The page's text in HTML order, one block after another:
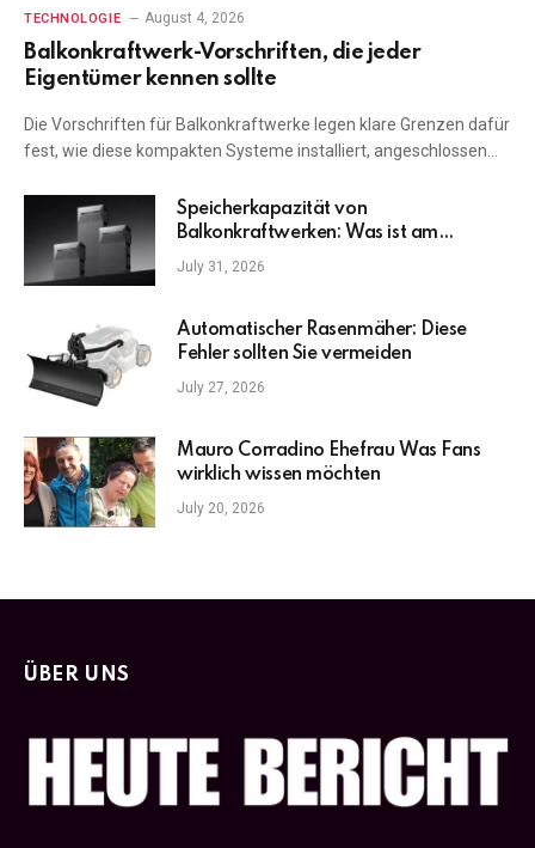
TECHNOLOGIE August 4, 2026
Balkonkraftwerk-Vorschriften, die jeder
Eigentümer kennen sollte
Die Vorschriften für Balkonkraftwerke legen klare Grenzen dafür
fest, wie diese kompakten Systeme installiert, angeschlossen…
Speicherkapazität von
Balkonkraftwerken: Was ist am
wichtigsten?
July 31, 2026
Automatischer Rasenmäher: Diese
Fehler sollten Sie vermeiden
July 27, 2026
Mauro Corradino Ehefrau Was Fans
wirklich wissen möchten
July 20, 2026
ÜBER UNS